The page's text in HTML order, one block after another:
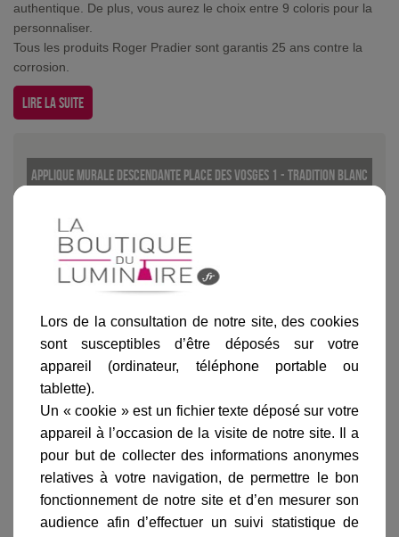
authentique. De plus, vous aurez le choix entre 9 coloris pour la
personnaliser.
Tous les produits Roger Pradier sont garantis 25 ans contre la
corrosion.
Lire la suite
Applique murale descendante Place des Vosges 1 - Tradition Blanc
existe dans d'autres coloris
Noir Vert de gris Patine dorée
Lors de la consultation de notre site, des cookies
sont susceptibles d’être déposés sur votre
appareil (ordinateur, téléphone portable ou
tablette).
Un « cookie » est un fichier texte déposé sur votre
appareil à l’occasion de la visite de notre site. Il a
pour but de collecter des informations anonymes
relatives à votre navigation, de permettre le bon
fonctionnement de notre site et d’en mesurer son
audience afin d’effectuer un suivi statistique de